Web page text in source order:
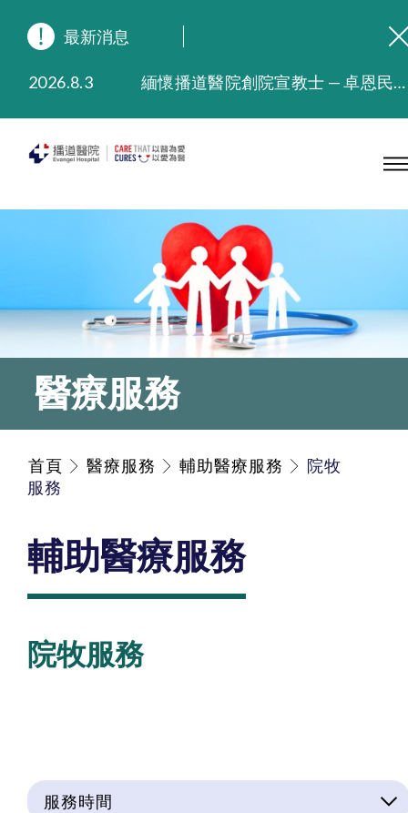
最新消息
2026.8.3
緬懷播道醫院創院宣教士 — 卓恩民醫生香港追思會
2025.9.23
本院在暴雨或颱風警告信號 (包括黑色暴雨及8號或以上熱帶氣旋警告信號) 下，仍會維持有限度服務。如有查詢，可致電2711 5222。
2025.7.21
播道醫院手機App已推出查閱病歷記錄及求診資料功能，請即下載
醫療服務
首頁 醫療服務 輔助醫療服務
院牧
服務
輔助醫療服務
院牧服務
服務時間